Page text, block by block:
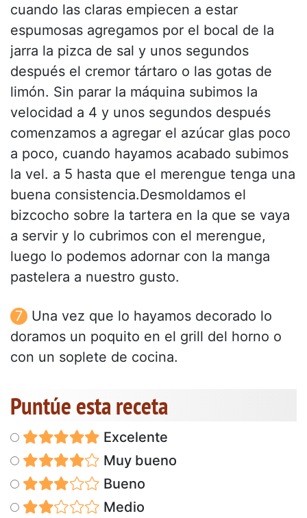
cuando las claras empiecen a estar
espumosas agregamos por el bocal de la
jarra la pizca de sal y unos segundos
después el cremor tártaro o las gotas de
limón. Sin parar la máquina subimos la
velocidad a 4 y unos segundos después
comenzamos a agregar el azúcar glas poco
a poco, cuando hayamos acabado subimos
la vel. a 5 hasta que el merengue tenga una
buena consistencia.Desmoldamos el
bizcocho sobre la tartera en la que se vaya
a servir y lo cubrimos con el merengue,
luego lo podemos adornar con la manga
pastelera a nuestro gusto.
Una vez que lo hayamos decorado lo
doramos un poquito en el grill del horno o
con un soplete de cocina.
Puntúe esta receta
Excelente
Muy bueno
Bueno
Medio